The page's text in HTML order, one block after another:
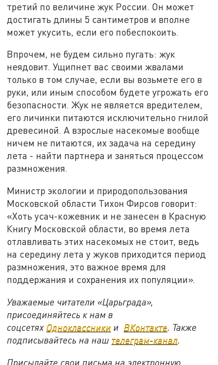
третий по величине жук России. Он может
достигать длины 5 сантиметров и вполне
может укусить, если его побеспокоить.
Впрочем, не будем сильно пугать: жук
неядовит. Ущипнет вас своими жвалами
только в том случае, если вы возьмете его в
руки, или иным способом будете угрожать его
безопасности. Жук не является вредителем,
его личинки питаются исключительно гнилой
древесиной. А взрослые насекомые вообще
ничем не питаются, их задача на середину
лета - найти партнера и заняться процессом
размножения.
Министр экологии и природопользования
Московской области Тихон Фирсов говорит:
«Хоть усач-кожевник и не занесен в Красную
Книгу Московской области, во время лета
отлавливать этих насекомых не стоит, ведь
на середину лета у жуков приходится период
размножения, это важное время для
поддержания и сохранения их популяции».
Уважаемые читатели «Царьграда»,
присоединяйтесь к нам в
соцсетях Одноклассники и ВКонтакте. Также
подписывайтесь на наш телеграм-канал.
Присылайте свои письма на электронную